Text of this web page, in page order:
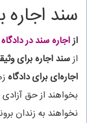
سند اجاره
ازاجاره سند در دادگاه
ازسند اجاره برای
اجاره‌ای برای دادگاه
بخواهند از حق
نخواهند به زندان